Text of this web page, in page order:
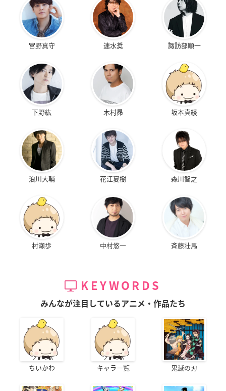
宮野真守 速水奨 諏訪部順一
下野紘 木村昴 坂本真綾
浪川大輔 花江夏樹 森川智之
村瀬歩 中村悠一 斉藤壮馬
KEYWORDS
みんなが注目しているアニメ・作品たち
ちいかわ キャラ一覧 鬼滅の刃